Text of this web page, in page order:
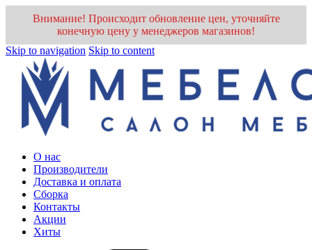
Внимание! Происходит обновление цен, уточняйте
конечную цену у менеджеров магазинов!
Skip to navigation Skip to content
О нас
Производители
Доставка и оплата
Cборка
Контакты
Акции
Хиты